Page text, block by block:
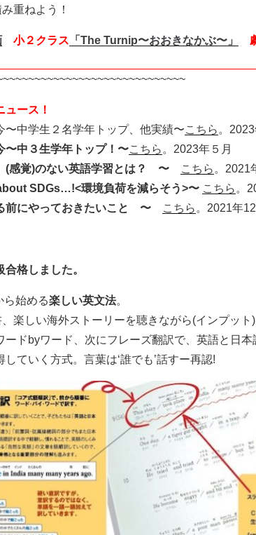
重ねよう！
小２クラス 「The Turnip〜おおきなかぶ〜」
ュース！
〜中学生２名学年トップ、他実績〜こちら 。
〜中３生学年トップ！〜こちら 。2023年５月
(感覚)のない英語学習とは？ 〜
こちら 。2021
SDGs…!<環境負荷を減らそう>〜 こちら 。
前にやっておきたいこと 〜
こちら 。2021年12
格しました。
始める楽しい英文法。
楽しい海外ストーリーを聴きながら(インプッ
ードbyワード、次にフレーズ翻訳で、英語と日本
ていく方式。言葉は‘誰でも’話すー再認!